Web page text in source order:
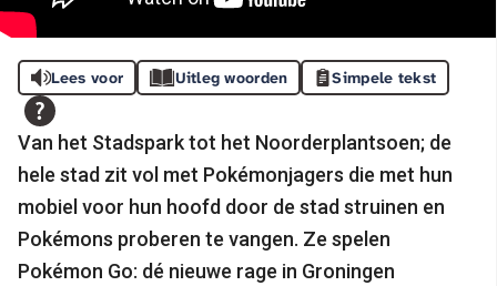
Lees voor Uitleg woorden Simpele tekst
Van het Stadspark tot het Noorderplantsoen; de
hele stad zit vol met Pokémonjagers die met hun
mobiel voor hun hoofd door de stad struinen en
Pokémons proberen te vangen. Ze spelen
Pokémon Go: dé nieuwe rage in Groningen